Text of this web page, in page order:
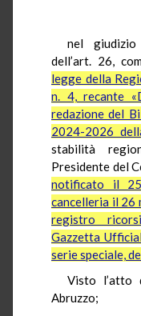
nel
dell’art. 26,
legge della
n. 4, recante
redazione del
2024-2026
stabilità
Presidente del
notificato il
cancelleria il 26
registro
Gazzetta
serie speciale,
Visto l’atto
Abruzzo;